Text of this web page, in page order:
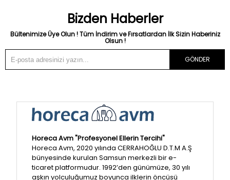
Bizden Haberler
Bültenimize Üye Olun ! Tüm İndirim ve Fırsatlardan İlk Sizin Haberiniz
Olsun !
GÖNDER
Horeca Avm "Profesyonel Ellerin Tercihi"
Horeca Avm, 2020 yılında CERRAHOĞLU D.T.M A.Ş
bünyesinde kurulan Samsun merkezli bir e-
ticaret platformudur. 1992’den günümüze, 30 yılı
aşkın yolculuğumuz boyunca ilklerin öncüsü